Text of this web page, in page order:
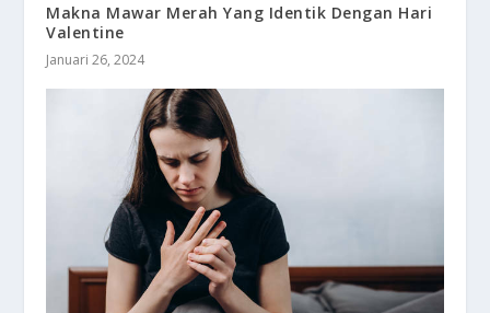
Makna Mawar Merah Yang Identik Dengan Hari
Valentine
Januari 26, 2024